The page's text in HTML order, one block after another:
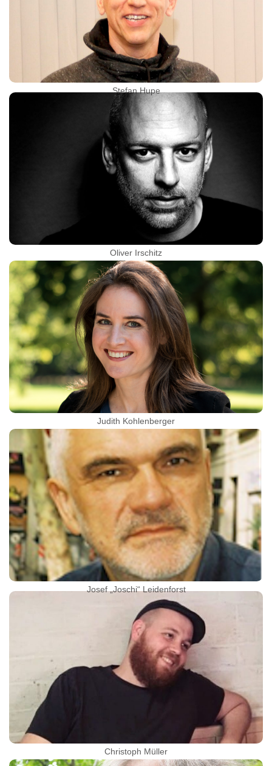
Stefan Hupe
Oliver Irschitz
Judith Kohlenberger
Josef „Joschi“ Leidenforst
Christoph Müller